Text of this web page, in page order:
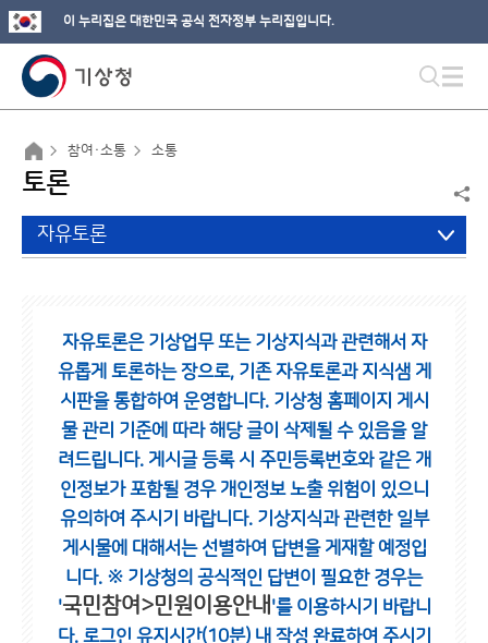
이 누리집은 대한민국 공식 전자정부 누리집입니다.
참여·소통 소통
토론
자유토론
자유토론은 기상업무 또는 기상지식과 관련해서 자
유롭게 토론하는 장으로, 기존 자유토론과 지식샘 게
시판을 통합하여 운영합니다. 기상청 홈페이지 게시
물 관리 기준에 따라 해당 글이 삭제될 수 있음을 알
려드립니다. 게시글 등록 시 주민등록번호와 같은 개
인정보가 포함될 경우 개인정보 노출 위험이 있으니
유의하여 주시기 바랍니다. 기상지식과 관련한 일부
게시물에 대해서는 선별하여 답변을 게재할 예정입
니다. ※ 기상청의 공식적인 답변이 필요한 경우는
'국민참여>민원이용안내 '를 이용하시기 바랍니
다. 로그인 유지시간(10분) 내 작성 완료하여 주시기